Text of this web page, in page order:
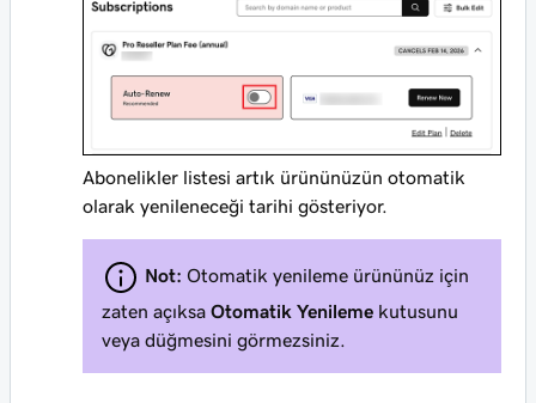
Abonelikler listesi artık ürününüzün otomatik
olarak yenileneceği tarihi gösteriyor.
Not: Otomatik yenileme ürününüz için
zaten açıksa Otomatik Yenileme kutusunu
veya düğmesini görmezsiniz.